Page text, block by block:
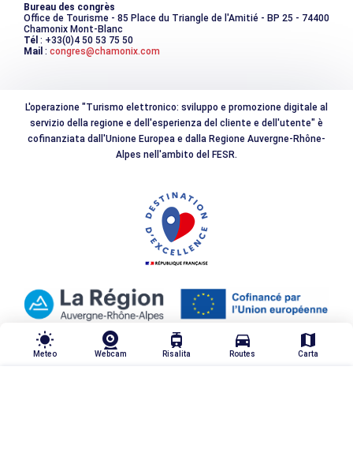
Bureau des congrès
Office de Tourisme - 85 Place du Triangle de l'Amitié - BP 25 - 74400
Chamonix Mont-Blanc
Tél : +33(0)4 50 53 75 50
Mail : congres@chamonix.com
L'operazione "Turismo elettronico: sviluppo e promozione digitale al
servizio della regione e dell'esperienza del cliente e dell'utente" è
cofinanziata dall'Unione Europea e dalla Regione Auvergne-Rhône-
Alpes nell'ambito del FESR.
wb_sunny
Meteo Webcam
tram
Risalita
directions_car
Routes
map
Carta